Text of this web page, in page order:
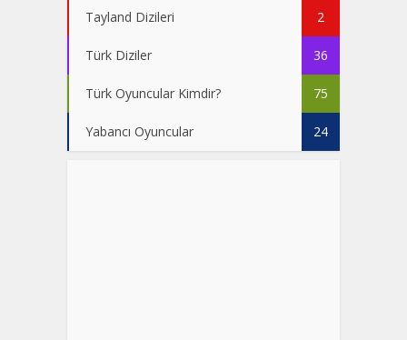
Tayland Dizileri 2
Türk Diziler 36
Türk Oyuncular Kimdir? 75
Yabancı Oyuncular 24